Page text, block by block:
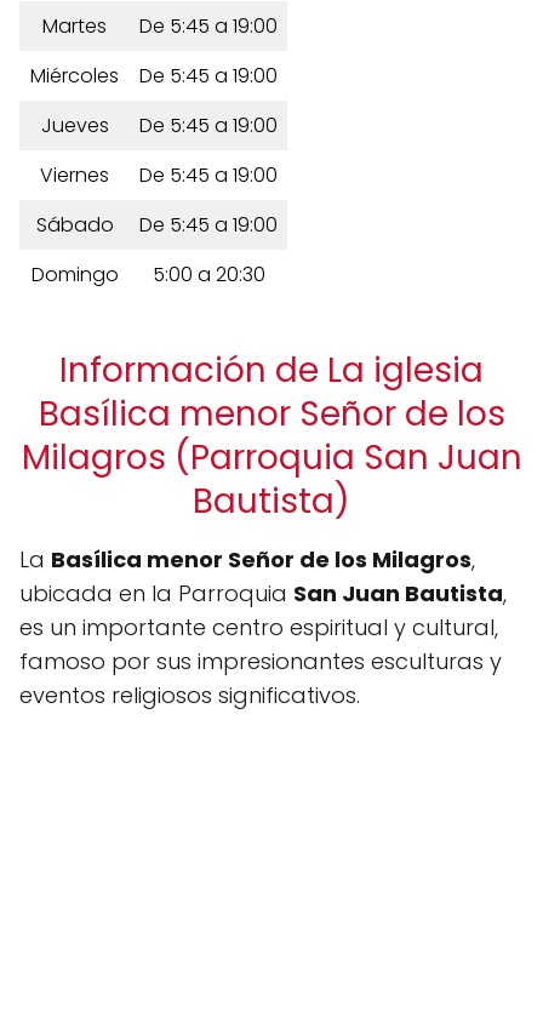
Martes
De 5:45 a 19:00
Miércoles
De 5:45 a 19:00
Jueves
De 5:45 a 19:00
Viernes
De 5:45 a 19:00
Sábado
De 5:45 a 19:00
Domingo
5:00 a 20:30
Información de La iglesia
Basílica menor Señor de los
Milagros (Parroquia San Juan
Bautista)
La Basílica menor Señor de los Milagros,
ubicada en la Parroquia San Juan Bautista,
es un importante centro espiritual y cultural,
famoso por sus impresionantes esculturas y
eventos religiosos significativos.